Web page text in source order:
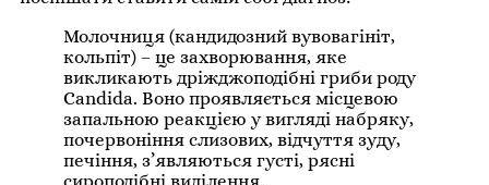
Молочниця (кандидозний вувовагініт,
кольпіт) – це захворювання, яке
викликають дріжджоподібні гриби роду
Candida. Воно проявляється місцевою
запальною реакцією у вигляді набряку,
почервоніння слизових, відчуття зуду,
печіння, з’являються густі, рясні